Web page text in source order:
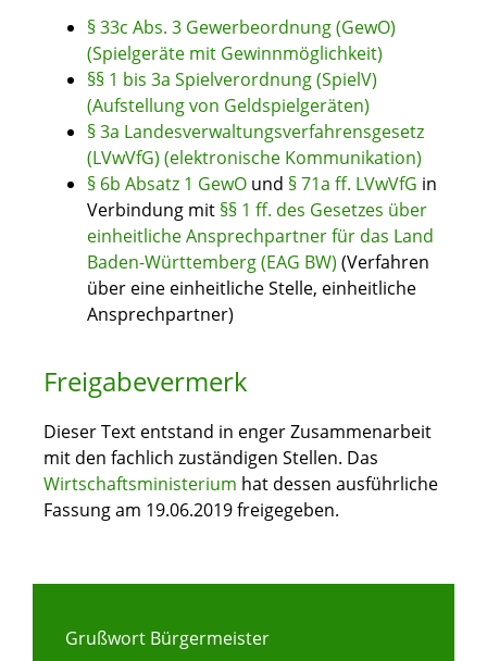
§ 33c Abs. 3 Gewerbeordnung (GewO)
(Spielgeräte mit Gewinnmöglichkeit)
§§ 1 bis 3a Spielverordnung (SpielV)
(Aufstellung von Geldspielgeräten)
§ 3a Landesverwaltungsverfahrensgesetz
(LVwVfG) (elektronische Kommunikation)
§ 6b Absatz 1 GewO und § 71a ff. LVwVfG in
Verbindung mit §§ 1 ff. des Gesetzes über
einheitliche Ansprechpartner für das Land
Baden-Württemberg (EAG BW) (Verfahren
über eine einheitliche Stelle, einheitliche
Ansprechpartner)
Freigabevermerk
Dieser Text entstand in enger Zusammenarbeit
mit den fachlich zuständigen Stellen. Das
Wirtschaftsministerium hat dessen ausführliche
Fassung am 19.06.2019 freigegeben.
Grußwort Bürgermeister